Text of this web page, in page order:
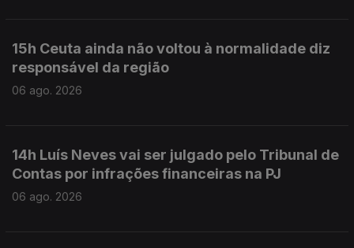
15h Ceuta ainda não voltou à normalidade diz
responsável da região
06 ago. 2026
14h Luís Neves vai ser julgado pelo Tribunal de
Contas por infrações financeiras na PJ
06 ago. 2026